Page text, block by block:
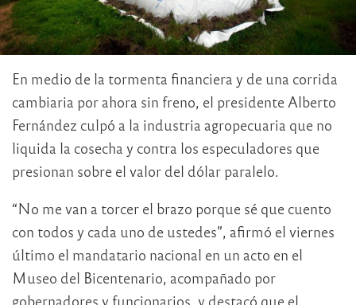
En medio de la tormenta financiera y de una corrida
cambiaria por ahora sin freno, el presidente Alberto
Fernández culpó a la industria agropecuaria que no
liquida la cosecha y contra los especuladores que
presionan sobre el valor del dólar paralelo.
“No me van a torcer el brazo porque sé que cuento
con todos y cada uno de ustedes”, afirmó el viernes
último el mandatario nacional en un acto en el
Museo del Bicentenario, acompañado por
gobernadores y funcionarios, y destacó que el